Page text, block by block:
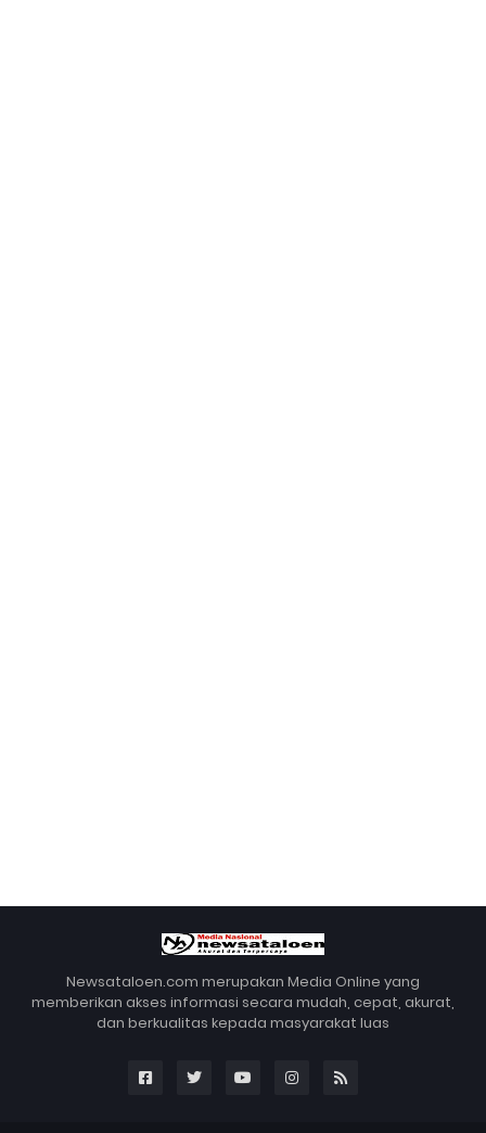
Newsataloen.com merupakan Media Online yang
memberikan akses informasi secara mudah, cepat, akurat,
dan berkualitas kepada masyarakat luas